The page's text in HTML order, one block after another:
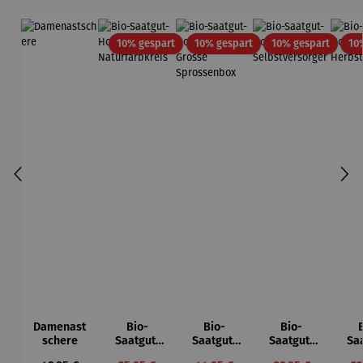
Damenast
schere
10% gespartRabatt
Bio-
Saatgut-
10% gespartRabatt
Bio-
Saatgut-
10% gespartRabatt
Bio-
Saatgut-